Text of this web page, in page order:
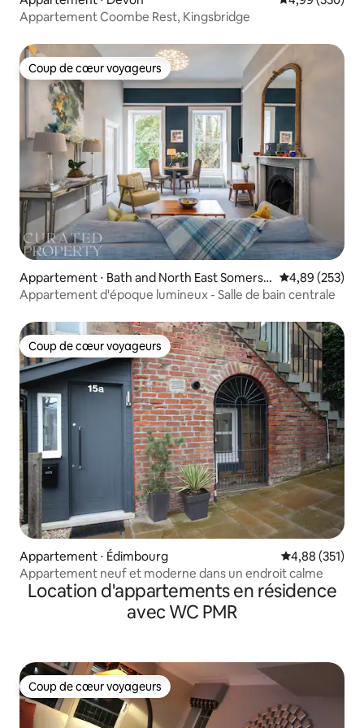
Appartement Coombe Rest, Kingsbridge
Coup de cœur voyageurs
Coup de cœur voyageurs
Appartement ⋅ Bath and North East Somerse
t
Évaluation
4,89 (253)
Appartement d'époque lumineux - Salle de bain centrale
Coup de cœur voyageurs
Coup de cœur voyageurs
Appartement ⋅ Édimbourg Évaluation
4,88 (351)
Appartement neuf et moderne dans un endroit calme
Location d'appartements en résidence
avec WC PMR
Coup de cœur voyageurs
Coup de cœur voyageurs